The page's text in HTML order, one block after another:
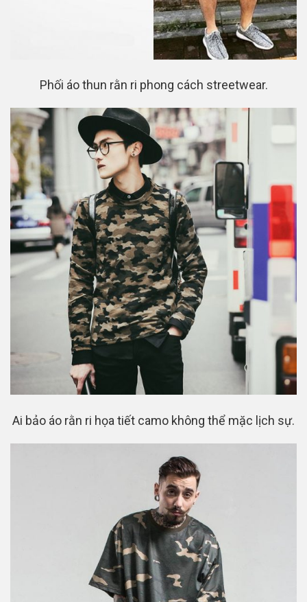
Phối áo thun rằn ri phong cách streetwear.
Ai bảo áo rằn ri họa tiết camo không thể mặc lịch sự.